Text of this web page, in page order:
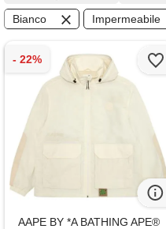
Bianco Impermeabile
AAPE BY *A BATHING APE®